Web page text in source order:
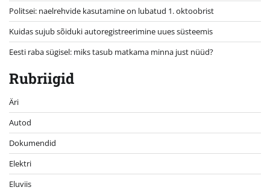
Politsei: naelrehvide kasutamine on lubatud 1. oktoobrist
Kuidas sujub sõiduki autoregistreerimine uues süsteemis
Eesti raba sügisel: miks tasub matkama minna just nüüd?
Rubriigid
Äri
Autod
Dokumendid
Elektri
Eluviis